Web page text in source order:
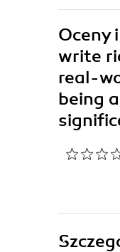
Oceny
write
real-
being